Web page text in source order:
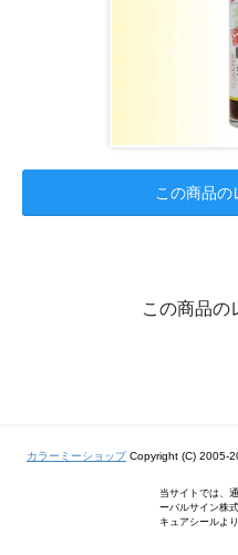
この商品
この商品の
カラーミーショップCopyright (C) 2005-
当サイトでは、
ーバルサイン株
キュアシールよ